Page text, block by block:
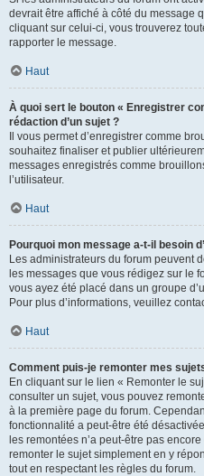
devrait être affiché à côté du message
cliquant sur celui-ci, vous trouverez
rapporter le message.
Haut
À quoi sert le bouton « Enregistrer
rédaction d’un sujet ?
Il vous permet d’enregistrer comme
souhaitez finaliser et publier
messages enregistrés comme
l’utilisateur.
Haut
Pourquoi mon message a-t-il besoin
Les administrateurs du forum peuvent
les messages que vous rédigez sur le
vous ayez été placé dans un groupe
Pour plus d’informations, veuillez
Haut
Comment puis-je remonter mes
En cliquant sur le lien « Remonter le
consulter un sujet, vous pouvez
à la première page du forum.
fonctionnalité a peut-être été
les remontées n’a peut-être pas
remonter le sujet simplement en y
tout en respectant les règles du forum.